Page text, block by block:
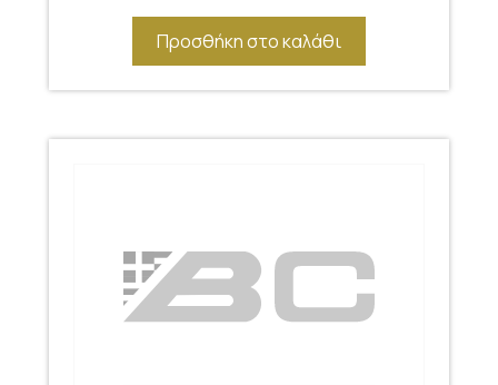
Προσθήκη στο καλάθι